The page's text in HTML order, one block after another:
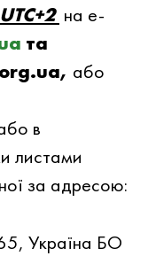
на e-
та
або
в
листами
за адресою:
Україна БО